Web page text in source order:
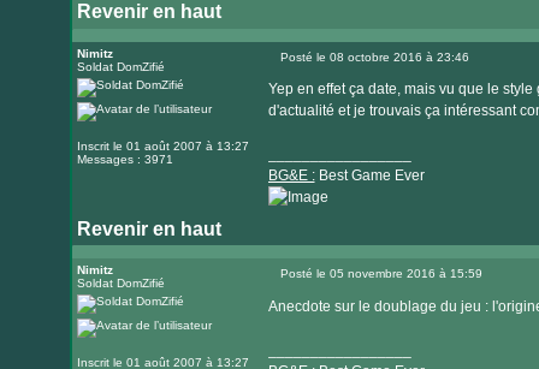
Revenir en haut
le
internet
Nimitz
Soldat DomZifié
Inscrit le 01 août 2007 à 13:27
Messages : 3971
Posté le 08 octobre 2016 à 23:46
Yep en effet ça date, mais vu que le
d'actualité et je trouvais ça intéressant
BG&E :Best Game Ever
Revenir en haut
Visiter
le
internet
Nimitz
Soldat DomZifié
Inscrit le 01 août 2007 à 13:27
Posté le 05 novembre 2016 à 15:59
Anecdote sur le doublage du jeu :